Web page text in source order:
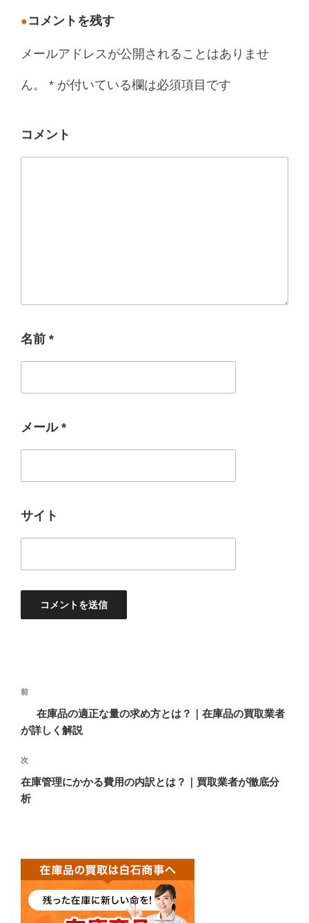
コメントを残す
メールアドレスが公開されることはありませ
ん。 * が付いている欄は必須項目です
コメント
名前 *
メール *
サイト
ナ
ー
過
の
稿
前
在庫品の適正な量の求め方とは？｜在庫品の買取業者
が詳しく解説
次
の
投
次
在庫管理にかかる費用の内訳とは？｜買取業者が徹底分
析